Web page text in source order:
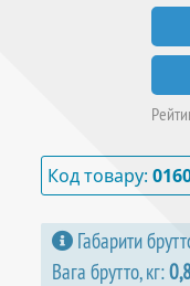
Код товару:
Габарити
Вага брутто, кг: